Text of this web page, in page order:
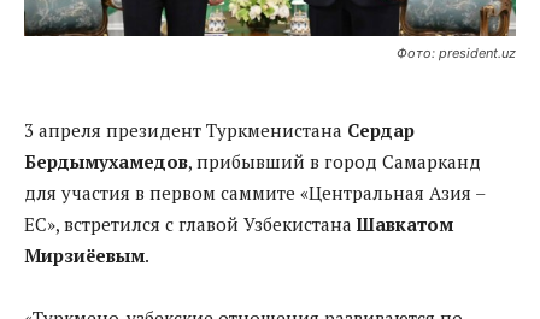
Фото: president.uz
3 апреля президент Туркменистана Сердар
Бердымухамедов, прибывший в город Самарканд
для участия в первом саммите «Центральная Азия –
ЕС», встретился с главой Узбекистана Шавкатом
Мирзиёевым.